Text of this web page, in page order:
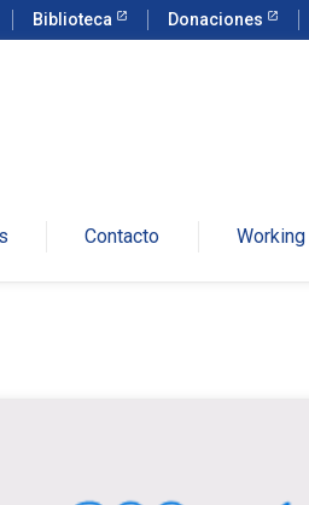
Biblioteca Donaciones
Contacto Working